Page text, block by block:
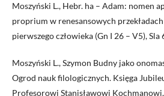
Moszyński L., Hebr. ha – Adam: nomen
proprium w renesansowych
pierwszego człowieka (Gn I 26 – V5),
Moszyński L., Szymon Budny jako
Ogrod nauk filologicznych. Księga
Profesorowi Stanisławowi